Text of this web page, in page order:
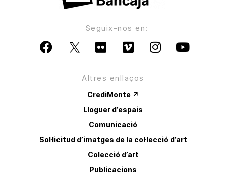
Seguix-nos en:
Altres enllaços
CrediMonte ↗
Lloguer d’espais
Comunicació
Sol·licitud d’imatges de la col·lecció d’art
Colecció d’art
Publicacions